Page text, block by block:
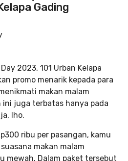
Gading
2023, 101 Urban Kelapa
promo menarik kepada para
makan malam
ini juga terbatas hanya pada
lho.
ribu per pasangan, kamu
makan malam
mewah. Dalam paket tersebut